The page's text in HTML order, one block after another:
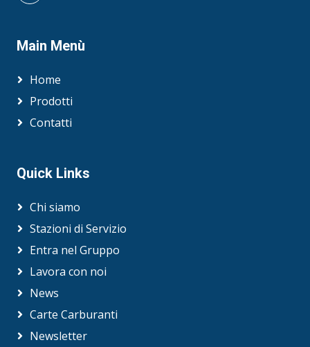
Corporation o di una delle sue consociate,
Main Menù
Home
Prodotti
Contatti
Quick Links
Chi siamo
Stazioni di Servizio
Entra nel Gruppo
Lavora con noi
News
Carte Carburanti
Newsletter